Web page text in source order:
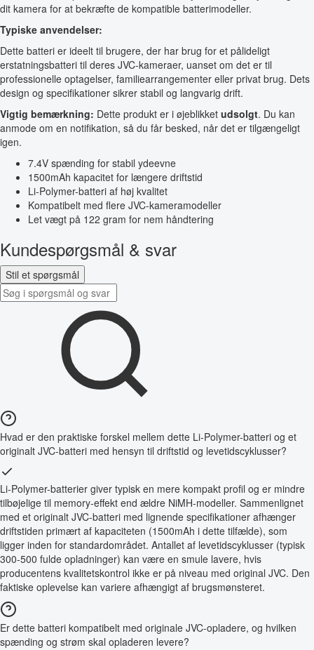
dit kamera for at bekræfte de kompatible batterimodeller.
Typiske anvendelser:
Dette batteri er ideelt til brugere, der har brug for et pålideligt
erstatningsbatteri til deres JVC-kameraer, uanset om det er til
professionelle optagelser, familiearrangementer eller privat brug. Dets
design og specifikationer sikrer stabil og langvarig drift.
Vigtig bemærkning: Dette produkt er i øjeblikket udsolgt. Du kan
anmode om en notifikation, så du får besked, når det er tilgængeligt
igen.
7.4V spænding for stabil ydeevne
1500mAh kapacitet for længere driftstid
Li-Polymer-batteri af høj kvalitet
Kompatibelt med flere JVC-kameramodeller
Let vægt på 122 gram for nem håndtering
Kundespørgsmål & svar
Stil et spørgsmål
Hvad er den praktiske forskel mellem dette Li-Polymer-batteri og et
originalt JVC-batteri med hensyn til driftstid og levetidscyklusser?
Li-Polymer-batterier giver typisk en mere kompakt profil og er mindre
tilbøjelige til memory-effekt end ældre NiMH-modeller. Sammenlignet
med et originalt JVC-batteri med lignende specifikationer afhænger
driftstiden primært af kapaciteten (1500mAh i dette tilfælde), som
ligger inden for standardområdet. Antallet af levetidscyklusser (typisk
300-500 fulde opladninger) kan være en smule lavere, hvis
producentens kvalitetskontrol ikke er på niveau med original JVC. Den
faktiske oplevelse kan variere afhængigt af brugsmønsteret.
Er dette batteri kompatibelt med originale JVC-opladere, og hvilken
spænding og strøm skal opladeren levere?